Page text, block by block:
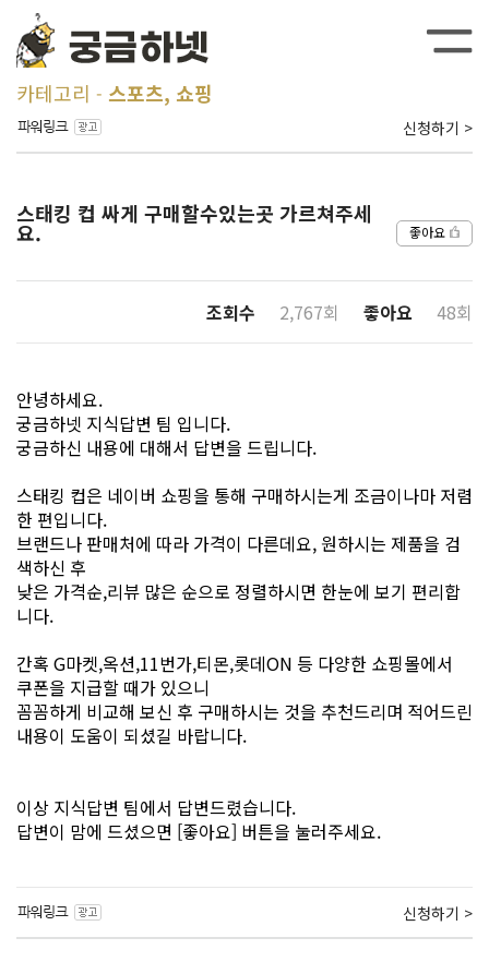
카테고리 스포츠, 쇼핑
신청하기 >
스태킹 컵 싸게 구매할수있는곳 가르쳐주세
요. 좋아요
조회수 2,767회 좋아요 48회
안녕하세요.
궁금하넷 지식답변 팀 입니다.
궁금하신 내용에 대해서 답변을 드립니다.
스태킹 컵은 네이버 쇼핑을 통해 구매하시는게 조금이나마 저렴
한 편입니다.
브랜드나 판매처에 따라 가격이 다른데요, 원하시는 제품을 검
색하신 후
낮은 가격순,리뷰 많은 순으로 정렬하시면 한눈에 보기 편리합
니다.
간혹 G마켓,옥션,11번가,티몬,롯데ON 등 다양한 쇼핑몰에서
쿠폰을 지급할 때가 있으니
꼼꼼하게 비교해 보신 후 구매하시는 것을 추천드리며 적어드린
내용이 도움이 되셨길 바랍니다.
이상 지식답변 팀에서 답변드렸습니다.
답변이 맘에 드셨으면 [좋아요] 버튼을 눌러주세요.
신청하기 >